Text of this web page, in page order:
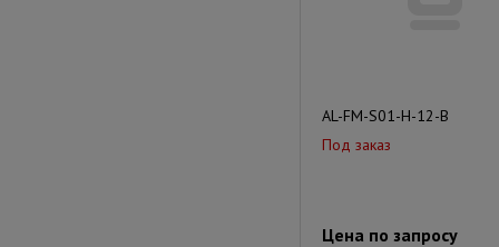
AL-FM-S01-H-12-B
Под заказ
Цена по запросу